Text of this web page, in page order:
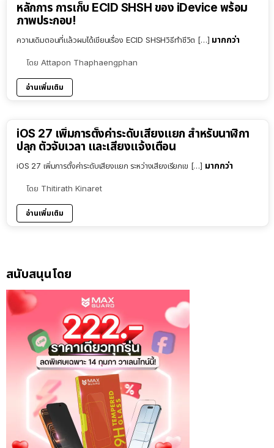
หลักการ การเก็บ ECID SHSH ของ iDevice พร้อม
ภาพประกอบ!
ความเดิมตอนที่แล้วผมได้เขียนเรื่อง ECID SHSHวิธีทำชีวิต […] มากกว่า
โดย Attapon Thaphaengphan
อ่านเพิ่มเติม
iOS 27 เพิ่มการตั้งค่าระดับเสียงแยก สำหรับนาฬิกา
ปลุก ตัวจับเวลา และเสียงแจ้งเตือน
iOS 27 เพิ่มการตั้งค่าระดับเสียงแยก ระหว่างเสียงเรียกเข […] มากกว่า
โดย Thitirath Kinaret
อ่านเพิ่มเติม
สนับสนุนโดย